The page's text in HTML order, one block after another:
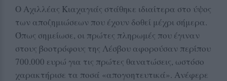
Ο Αχιλλέας Κιαχαγιάς στάθηκε ιδιαίτερα στο ύψος
των αποζημιώσεων που έχουν δοθεί μέχρι σήμερα.
Όπως σημείωσε, οι πρώτες πληρωμές που έγιναν
στους βοοτρόφους της Λέσβου αφορούσαν περίπου
700.000 ευρώ για τις πρώτες θανατώσεις, ωστόσο
χαρακτήρισε τα ποσά «απογοητευτικά». Ανέφερε